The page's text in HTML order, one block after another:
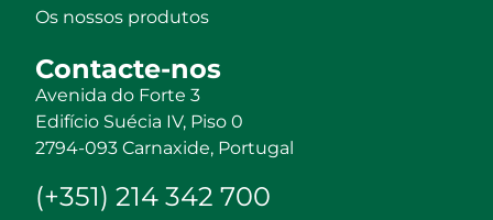
Os nossos produtos
Contacte-nos
Avenida do Forte 3
Edifício Suécia IV, Piso 0
2794-093 Carnaxide, Portugal
(+351) 214 342 700